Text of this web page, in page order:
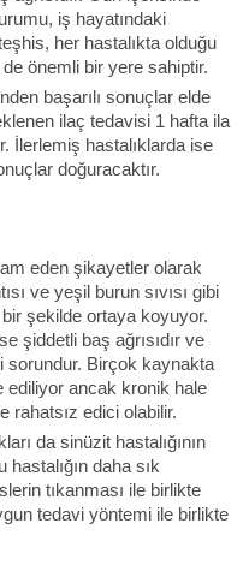
iş hayatındaki
her hastalıkta olduğu
de önemli bir yere sahiptir.
başarılı sonuçlar elde
ilaç tedavisi 1 hafta ila
İlerlemiş hastalıklarda ise
doğuracaktır.
eden şikayetler olarak
ve yeşil burun sıvısı gibi
şekilde ortaya koyuyor.
şiddetli baş ağrısıdır ve
sorundur. Birçok kaynakta
ediliyor ancak kronik hale
rahatsız edici olabilir.
da sinüzit hastalığının
daha sık
tıkanması ile birlikte
tedavi yöntemi ile birlikte